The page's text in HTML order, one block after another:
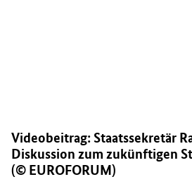
Videobeitrag: Staatssekretär
Diskussion zum zukünftigen
(© EUROFORUM)